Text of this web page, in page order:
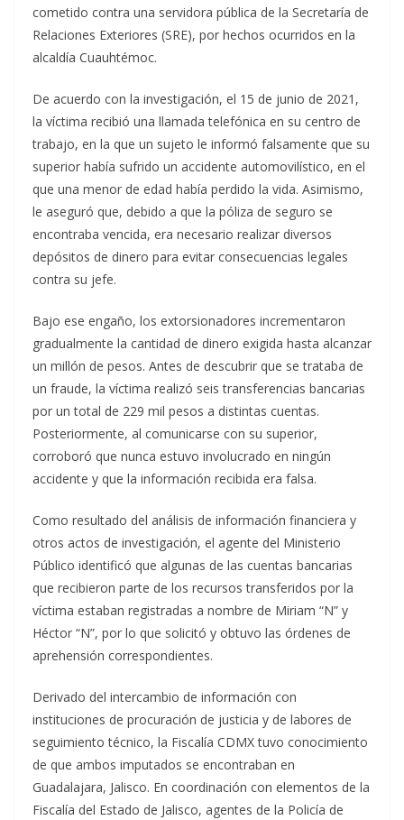
cometido contra una servidora pública de la Secretaría de
Relaciones Exteriores (SRE), por hechos ocurridos en la
alcaldía Cuauhtémoc.
De acuerdo con la investigación, el 15 de junio de 2021,
la víctima recibió una llamada telefónica en su centro de
trabajo, en la que un sujeto le informó falsamente que su
superior había sufrido un accidente automovilístico, en el
que una menor de edad había perdido la vida. Asimismo,
le aseguró que, debido a que la póliza de seguro se
encontraba vencida, era necesario realizar diversos
depósitos de dinero para evitar consecuencias legales
contra su jefe.
Bajo ese engaño, los extorsionadores incrementaron
gradualmente la cantidad de dinero exigida hasta alcanzar
un millón de pesos. Antes de descubrir que se trataba de
un fraude, la víctima realizó seis transferencias bancarias
por un total de 229 mil pesos a distintas cuentas.
Posteriormente, al comunicarse con su superior,
corroboró que nunca estuvo involucrado en ningún
accidente y que la información recibida era falsa.
Como resultado del análisis de información financiera y
otros actos de investigación, el agente del Ministerio
Público identificó que algunas de las cuentas bancarias
que recibieron parte de los recursos transferidos por la
víctima estaban registradas a nombre de Miriam “N” y
Héctor “N”, por lo que solicitó y obtuvo las órdenes de
aprehensión correspondientes.
Derivado del intercambio de información con
instituciones de procuración de justicia y de labores de
seguimiento técnico, la Fiscalía CDMX tuvo conocimiento
de que ambos imputados se encontraban en
Guadalajara, Jalisco. En coordinación con elementos de la
Fiscalía del Estado de Jalisco, agentes de la Policía de